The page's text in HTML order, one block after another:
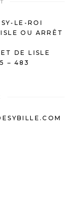
LE-ROI
OU ARRÊT
DE LISLE
– 483